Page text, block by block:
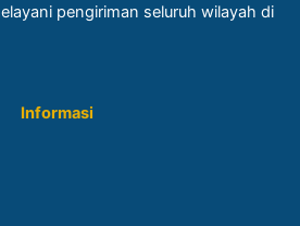
pengiriman seluruh wilayah di
Informasi